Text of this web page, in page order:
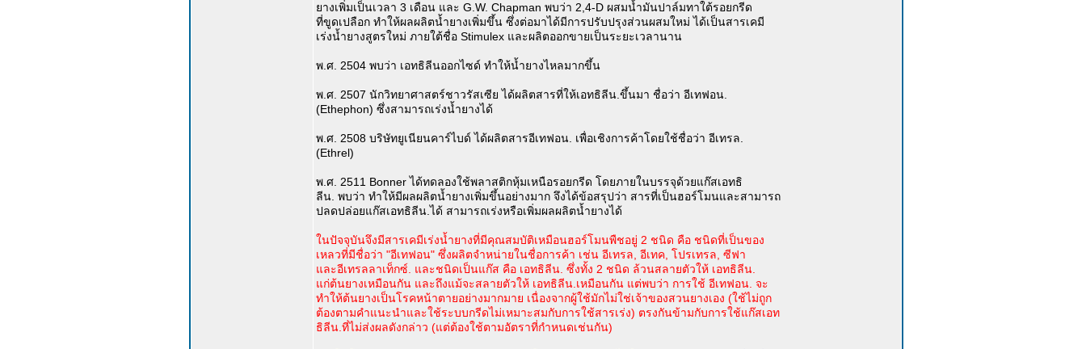
ยางเพิ่มเป็นเวลา 3 เดือน และ G.W. Chapman พบว่า 2,4-D ผสมน้ำมันปาล์มทาใต้รอยกรีด
ที่ขูดเปลือก ทำให้ผลผลิตน้ำยางเพิ่มขึ้น ซึ่งต่อมาได้มีการปรับปรุงส่วนผสมใหม่ ได้เป็นสารเคมี
เร่งน้ำยางสูตรใหม่ ภายใต้ชื่อ Stimulex และผลิตออกขายเป็นระยะเวลานาน
พ.ศ. 2504 พบว่า เอทธิลีนออกไซด์ ทำให้น้ำยางไหลมากขึ้น
พ.ศ. 2507 นักวิทยาศาสตร์ชาวรัสเซีย ได้ผลิตสารที่ให้เอทธิลีน.ขึ้นมา ชื่อว่า อีเทฟอน.
(Ethephon) ซึ่งสามารถเร่งน้ำยางได้
พ.ศ. 2508 บริษัทยูเนียนคาร์ไบด์ ได้ผลิตสารอีเทฟอน. เพื่อเชิงการค้าโดยใช้ชื่อว่า อีเทรล.
(Ethrel)
พ.ศ. 2511 Bonner ได้ทดลองใช้พลาสติกหุ้มเหนือรอยกรีด โดยภายในบรรจุด้วยแก๊สเอทธิ
ลีน. พบว่า ทำให้มีผลผลิตน้ำยางเพิ่มขึ้นอย่างมาก จึงได้ข้อสรุปว่า สารที่เป็นฮอร์โมนและสามารถ
ปลดปล่อยแก๊สเอทธิลีน.ได้ สามารถเร่งหรือเพิ่มผลผลิตน้ำยางได้
ในปัจจุบันจึงมีสารเคมีเร่งน้ำยางที่มีคุณสมบัติเหมือนฮอร์โมนพืชอยู่ 2 ชนิด คือ ชนิดที่เป็นของ
เหลวที่มีชื่อว่า "อีเทฟอน" ซึ่งผลิตจำหน่ายในชื่อการค้า เช่น อีเทรล, อีเทค, โปรเทรล, ซีฟา
และอีเทรลลาเท็กซ์. และชนิดเป็นแก๊ส คือ เอทธิลีน. ซึ่งทั้ง 2 ชนิด ล้วนสลายตัวให้ เอทธิลีน.
แก่ต้นยางเหมือนกัน และถึงแม้จะสลายตัวให้ เอทธิลีน.เหมือนกัน แต่พบว่า การใช้ อีเทฟอน. จะ
ทำให้ต้นยางเป็นโรคหน้าตายอย่างมากมาย เนื่องจากผู้ใช้มักไม่ใช่เจ้าของสวนยางเอง (ใช้ไม่ถูก
ต้องตามคำแนะนำและใช้ระบบกรีดไม่เหมาะสมกับการใช้สารเร่ง) ตรงกันข้ามกับการใช้แก๊สเอท
ธิลีน.ที่ไม่ส่งผลดังกล่าว (แต่ต้องใช้ตามอัตราที่กำหนดเช่นกัน)